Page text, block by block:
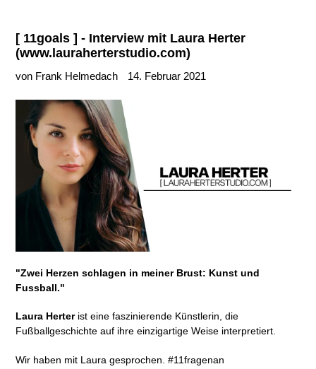
[ 11goals ] - Interview mit Laura Herter
(www.lauraherterstudio.com)
von Frank Helmedach 14. Februar 2021
"Zwei Herzen schlagen in meiner Brust: Kunst und
Fussball."
Laura Herterist eine faszinierende Künstlerin, die
Fußballgeschichte auf ihre einzigartige Weise interpretiert.
Wir haben mit Laura gesprochen. #11fragenan